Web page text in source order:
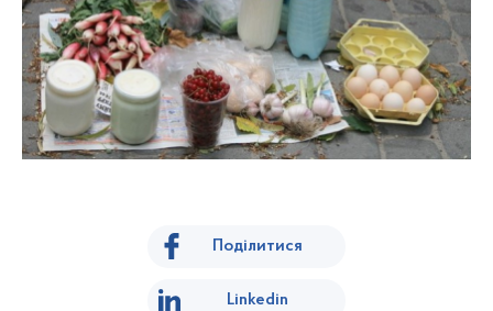
Поділитися
Linkedin